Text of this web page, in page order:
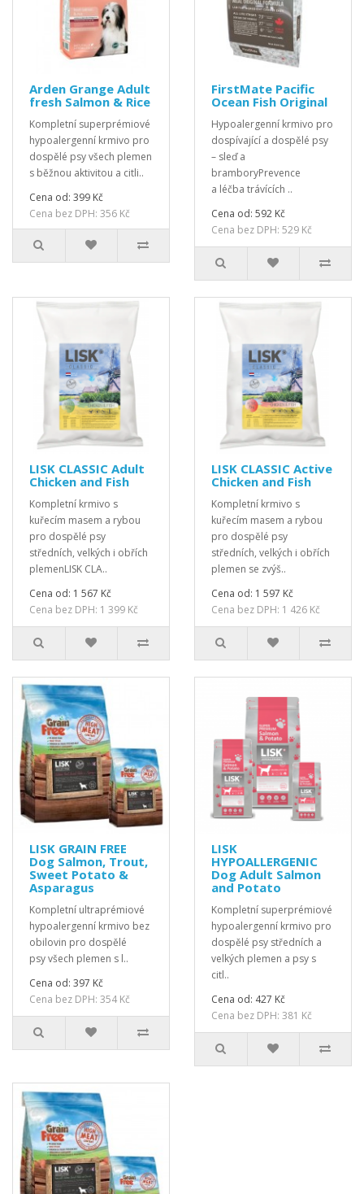
Arden Grange Adult
fresh Salmon & Rice
Kompletní superprémiové
hypoalergenní krmivo pro
dospělé psy všech plemen
s běžnou aktivitou a citli..
Cena od: 399 Kč
Cena bez DPH: 356 Kč
FirstMate Pacific
Ocean Fish Original
Hypoalergenní krmivo pro
dospívající a dospělé psy
– sleď a
bramboryPrevence
a léčba trávících ..
Cena od: 592 Kč
Cena bez DPH: 529 Kč
LISK CLASSIC Adult
Chicken and Fish
Kompletní krmivo s
kuřecím masem a rybou
pro dospělé psy
středních, velkých i obřích
plemenLISK CLA..
Cena od: 1 567 Kč
Cena bez DPH: 1 399 Kč
LISK CLASSIC Active
Chicken and Fish
Kompletní krmivo s
kuřecím masem a rybou
pro dospělé psy
středních, velkých i obřích
plemen se zvýš..
Cena od: 1 597 Kč
Cena bez DPH: 1 426 Kč
LISK GRAIN FREE
Dog Salmon, Trout,
Sweet Potato &
Asparagus
Kompletní ultraprémiové
hypoalergenní krmivo bez
obilovin pro dospělé
psy všech plemen s l..
Cena od: 397 Kč
Cena bez DPH: 354 Kč
LISK
HYPOALLERGENIC
Dog Adult Salmon
and Potato
Kompletní superprémiové
hypoalergenní krmivo pro
dospělé psy středních a
velkých plemen a psy s
citl..
Cena od: 427 Kč
Cena bez DPH: 381 Kč